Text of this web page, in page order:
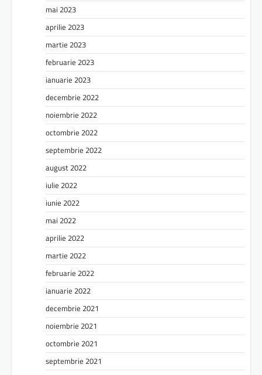
mai 2023
aprilie 2023
martie 2023
februarie 2023
ianuarie 2023
decembrie 2022
noiembrie 2022
octombrie 2022
septembrie 2022
august 2022
iulie 2022
iunie 2022
mai 2022
aprilie 2022
martie 2022
februarie 2022
ianuarie 2022
decembrie 2021
noiembrie 2021
octombrie 2021
septembrie 2021